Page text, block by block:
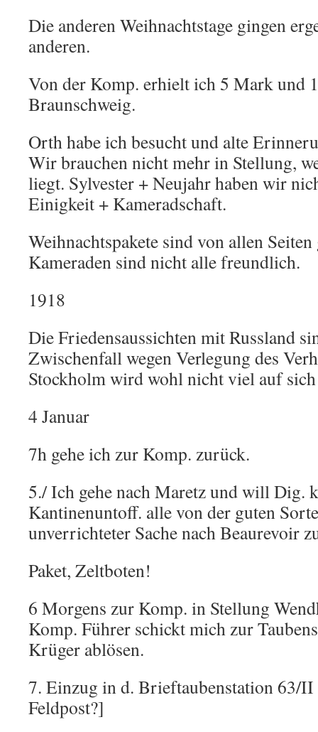
Die anderen Weihnachtstage gingen
anderen.
Von der Komp. erhielt ich 5 Mark und
Braunschweig.
Orth habe ich besucht und alte
Wir brauchen nicht mehr in Stellung,
liegt. Sylvester + Neujahr haben wir
Einigkeit + Kameradschaft.
Weihnachtspakete sind von allen
Kameraden sind nicht alle freundlich.
1918
Die Friedensaussichten mit Russland
Zwischenfall wegen Verlegung des
Stockholm wird wohl nicht viel auf sich
4 Januar
7h gehe ich zur Komp. zurück.
5./ Ich gehe nach Maretz und will Dig.
Kantinenuntoff. alle von der guten
unverrichteter Sache nach Beaurevoir
Paket, Zeltboten!
6 Morgens zur Komp. in Stellung
Komp. Führer schickt mich zur
Krüger ablösen.
7. Einzug in d. Brieftaubenstation 63/II
Feldpost?]